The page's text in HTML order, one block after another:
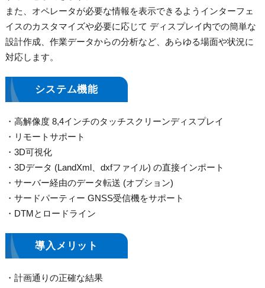
また、オペレータが必要な情報を表示できるようインターフェ
イスのカスタマイズや必要に応じて ディスプレイ内での簡単な
設計作成、作業データからの分析など、あらゆる場面や状況に
対応します。
システム機能
高解像度 8,4インチのタッチスクリーンディスプレイ
リモートサポート
3D可視化
3Dデータ (LandXml、dxfファイル) の直接インポート
サーバー経由のデータ転送 (オプション)
サードパーティー GNSS受信機をサポート
DTMとロードライン
導入メリット
計画通りの正確な結果